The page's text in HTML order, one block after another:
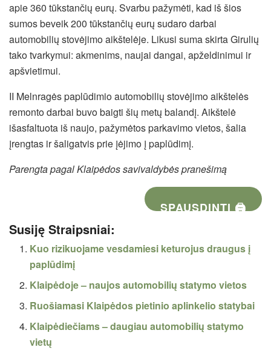
apie 360 tūkstančių eurų. Svarbu pažymėti, kad iš šios
sumos beveik 200 tūkstančių eurų sudaro darbai
automobilių stovėjimo aikštelėje. Likusi suma skirta Girulių
tako tvarkymui: akmenims, naujai dangai, apželdinimui ir
apšvietimui.
II Melnragės paplūdimio automobilių stovėjimo aikštelės
remonto darbai buvo baigti šių metų balandį. Aikštelė
išasfaltuota iš naujo, pažymėtos parkavimo vietos, šalia
įrengtas ir šaligatvis prie įėjimo į paplūdimį.
Parengta pagal Klaipėdos savivaldybės pranešimą
SPAUSDINTI 🖨
Susiję Straipsniai:
Kuo rizikuojame vesdamiesi keturojus draugus į
paplūdimį
Klaipėdoje – naujos automobilių statymo vietos
Ruošiamasi Klaipėdos pietinio aplinkelio statybai
Klaipėdiečiams – daugiau automobilių statymo
vietų